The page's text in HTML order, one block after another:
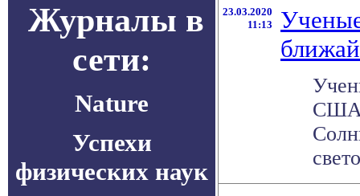
Журналы в
сети:
Nature
Успехи
физических наук
23.03.2020
11:13
США